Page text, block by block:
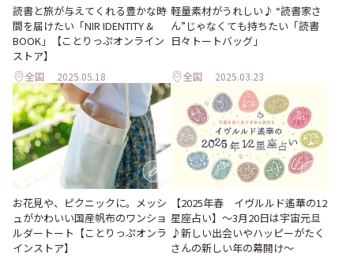
読書と旅が与えてくれる豊かな時
間を届けたい「NIR IDENTITY &
BOOK」【ことりっぷオンライン
ストア】
全国 2025.05.18
軽量素材がうれしい♪ “読書家さ
ん”じゃなくても持ちたい「読書
日々トートバッグ」
全国 2025.03.23
お花見や、ピクニックに。メッシ
ュがかわいい国産帆布のワンショ
ルダートート【ことりっぷオンラ
インストア】
【2025年春 イヴルルド遙華の12
星座占い】～3月20日は宇宙元旦
♪新しい出会いやハッピーがたく
さんの新しい年の幕開け～